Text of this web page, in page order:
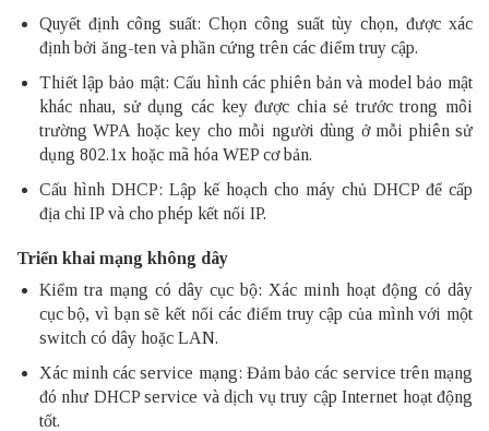
Quyết định công suất: Chọn công suất tùy chọn, được xác
định bởi ăng-ten và phần cứng trên các điểm truy cập.
Thiết lập bảo mật: Cấu hình các phiên bản và model bảo mật
khác nhau, sử dụng các key được chia sẻ trước trong môi
trường WPA hoặc key cho mỗi người dùng ở mỗi phiên sử
dụng 802.1x hoặc mã hóa WEP cơ bản.
Cấu hình DHCP: Lập kế hoạch cho máy chủ DHCP để cấp
địa chỉ IP và cho phép kết nối IP.
Triển khai mạng không dây
Kiểm tra mạng có dây cục bộ: Xác minh hoạt động có dây
cục bộ, vì bạn sẽ kết nối các điểm truy cập của mình với một
switch có dây hoặc LAN.
Xác minh các service mạng: Đảm bảo các service trên mạng
đó như DHCP service và dịch vụ truy cập Internet hoạt động
tốt.